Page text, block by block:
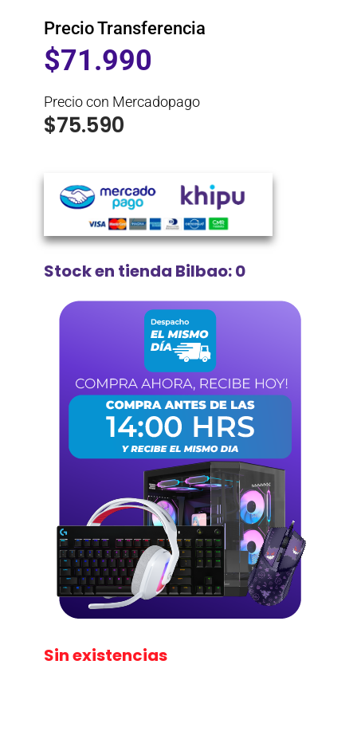
Precio Transferencia
$71.990
Precio con Mercadopago
$75.590
Stock en tienda Bilbao: 0
Sin existencias